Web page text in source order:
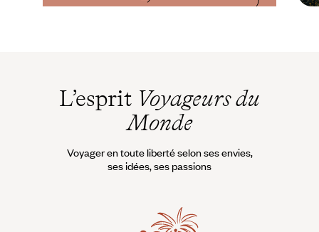
L’esprit Voyageurs du
Monde
Voyager en toute liberté selon ses envies,
ses idées, ses passions